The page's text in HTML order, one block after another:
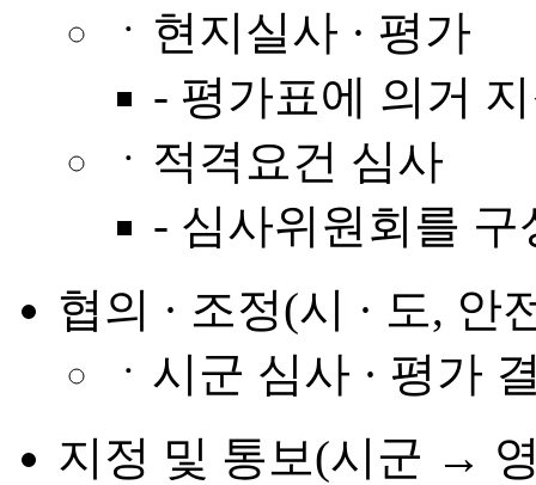
ㆍ현지실사 · 평가
- 평가표에 의거
ㆍ적격요건 심사
- 심사위원회를 구
협의 · 조정(시 · 도, 안
ㆍ시군 심사 · 평가
지정 및 통보(시군 →